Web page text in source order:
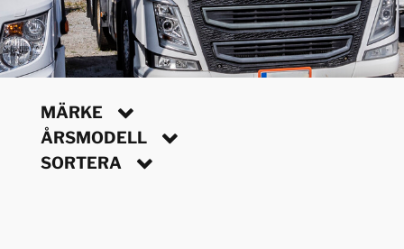
MÄRKE
ÅRSMODELL
SORTERA